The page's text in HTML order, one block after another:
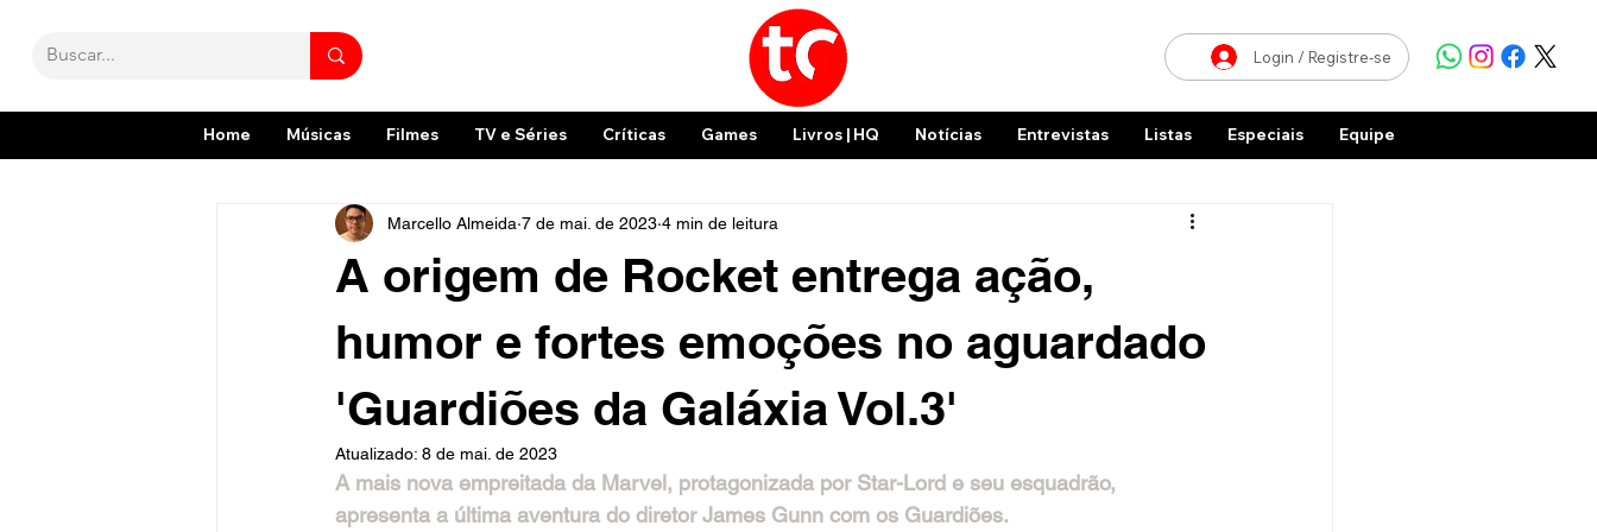
Login / Registre-se
Home Músicas Filmes TV e Séries Críticas Games Livros | HQ Notícias Entrevistas Listas Especiais Equipe
A origem de Rocket entrega ação,
humor e fortes emoções no aguardado
'Guardiões da Galáxia Vol.3'
Marcello Almeida 7 de mai. de 2023 4 min de leitura
Atualizado: 8 de mai. de 2023
A mais nova empreitada da Marvel, protagonizada por Star-Lord e seu esquadrão,
apresenta a última aventura do diretor James Gunn com os Guardiões.